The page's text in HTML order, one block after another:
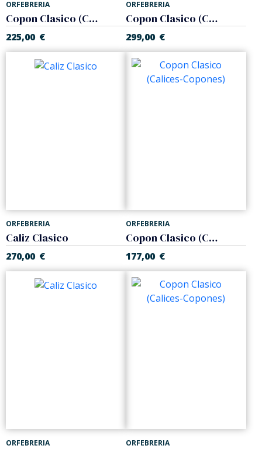
ORFEBRERIA
Copon Clasico (Calices-Copones)
225,00 €
ORFEBRERIA
Copon Clasico (Calices-Copones)
299,00 €
ORFEBRERIA
Caliz Clasico
270,00 €
ORFEBRERIA
Copon Clasico (Calices-Copones)
177,00 €
ORFEBRERIA ORFEBRERIA